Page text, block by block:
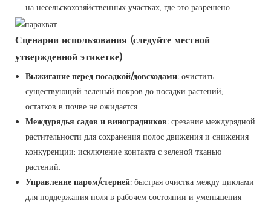
на несельскохозяйственных участках, где это разрешено.
Сценарии использования (следуйте местной
утвержденной этикетке)
Выжигание перед посадкой/довсходами:очистить
существующий зеленый покров до посадки растений;
остатков в почве не ожидается.
Междурядья садов и виноградников:срезание междурядной
растительности для сохранения полос движения и снижения
конкуренции; исключение контакта с зеленой тканью
растений.
Управление паром/стерней:быстрая очистка между циклами
для поддержания поля в рабочем состоянии и уменьшения